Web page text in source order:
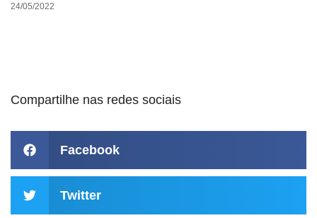
24/05/2022
Compartilhe nas redes sociais
Facebook
Twitter